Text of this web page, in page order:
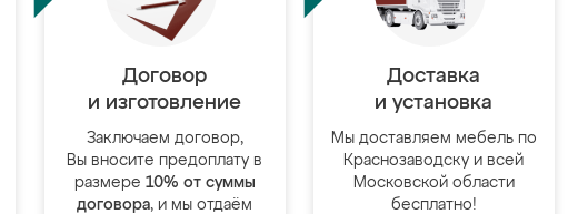
Договор
и изготовление
Заключаем договор,
Вы вносите предоплату в
размере 10% от суммы
договора, и мы отдаём
Доставка
и установка
Мы доставляем мебель по
Краснозаводску и всей
Московской области
бесплатно!